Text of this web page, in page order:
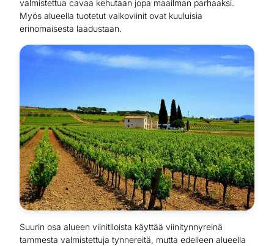
valmistettua cavaa kehutaan jopa maailman parhaaksi.
Myös alueella tuotetut valkoviinit ovat kuuluisia
erinomaisesta laadustaan.
Suurin osa alueen viinitiloista käyttää viinitynnyreinä
tammesta valmistettuja tynnereitä, mutta edelleen alueella